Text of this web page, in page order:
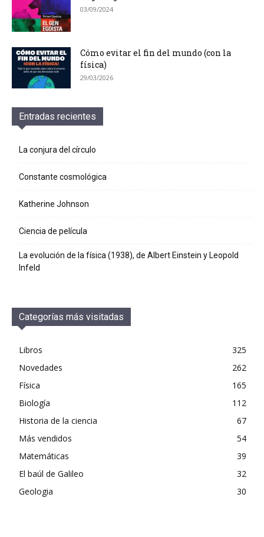
03/09/2024
Cómo evitar el fin del mundo (con la
física)
29/03/2026
Entradas recientes
La conjura del círculo
Constante cosmológica
Katherine Johnson
Ciencia de película
La evolución de la física (1938), de Albert Einstein y Leopold
Infeld
Categorías más visitadas
Libros
325
Novedades
262
Física
165
Biología
112
Historia de la ciencia
67
Más vendidos
54
Matemáticas
39
El baúl de Galileo
32
Geologia
30